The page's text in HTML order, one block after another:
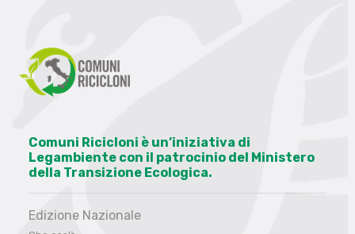
Comuni Ricicloni è un’iniziativa di
Legambiente con il patrocinio del Ministero
della Transizione Ecologica.
Edizione Nazionale